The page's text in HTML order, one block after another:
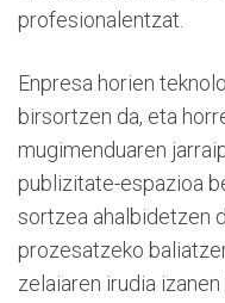
profesionalentzat.
Enpresa horien
birsortzen da, eta
mugimenduaren
publizitate-espazioa
sortzea ahalbidetzen
prozesatzeko
zelaiaren irudia